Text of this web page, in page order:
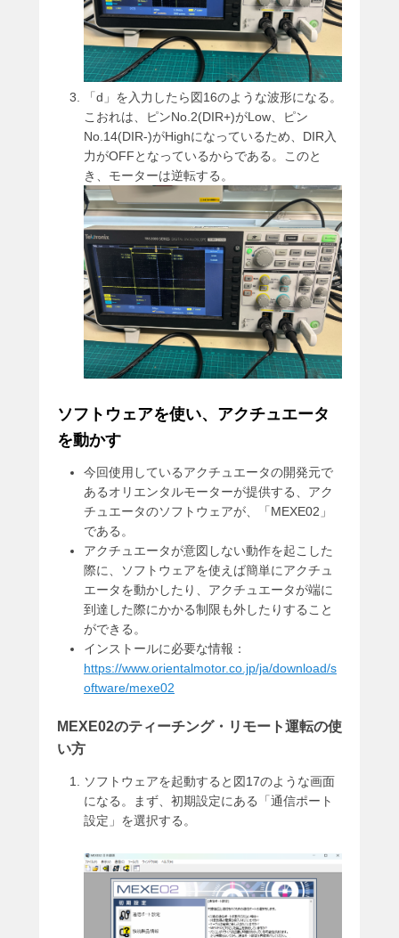
「d」を入力したら図16のような波形になる。
こおれは、ピンNo.2(DIR+)がLow、ピン
No.14(DIR-)がHighになっているため、DIR入
力がOFFとなっているからである。このと
き、モーターは逆転する。
ソフトウェアを使い、アクチュエータ
を動かす
今回使用しているアクチュエータの開発元で
あるオリエンタルモーターが提供する、アク
チュエータのソフトウェアが、「MEXE02」
である。
アクチュエータが意図しない動作を起こした
際に、ソフトウェアを使えば簡単にアクチュ
エータを動かしたり、アクチュエータが端に
到達した際にかかる制限も外したりすること
ができる。
インストールに必要な情報：
https://www.orientalmotor.co.jp/ja/download/s
oftware/mexe02
MEXE02のティーチング・リモート運転の使
い方
ソフトウェアを起動すると図17のような画面
になる。まず、初期設定にある「通信ポート
設定」を選択する。